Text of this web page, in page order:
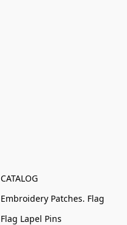
CATALOG
Embroidery Patches. Flag
Flag Lapel Pins